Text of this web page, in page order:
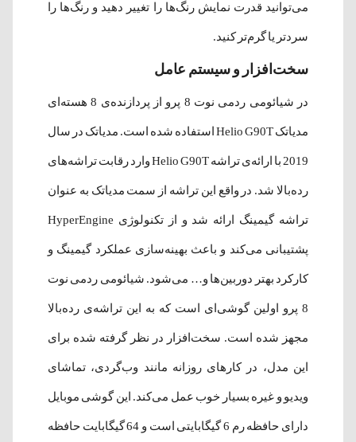
می‌توانید قدرت نمایش رنگ‌ها را تغییر دهید و رنگ‌ها را
سردتر یا گرم‌تر کنید.
سخت‌افزار و سیستم عامل
در شیائومی ردمی نوت 8 پرو از پردازنده‌ی 8 هسته‌ای
مدیاتک Helio G90T استفاده شده ‌است. مدیاتک در سال
2019 با ارائه‌ی تراشه Helio G90T وارد رقابت تراشه‌های
رده‌بالا شد. در واقع این تراشه از سمت مدیاتک به عنوان
تراشه‌ گیمینگ ارائه شد و از تکنولوژی HyperEngine
پشتیبانی می‌کند و باعث بهینه‌سازی عملکرد گیمینگ و
کارکرد بهتر دوربین‌ها و… می‌شود. شیائومی ردمی نوت
8 پرو اولین گوشی‌ای است که به این تراشه‌ی رده‌بالا
مجهز شده است. سخت‌افزار در نظر گرفته‌ شده برای
این مدل، در کارهای روزانه مانند وب‌گردی، تماشای
ویدیو و غیره بسیار خوب عمل می‌کند. این گوشی موبایل
دارای حافظه رم 6 گیگابایتی است و 64 گیگابایت حافظه